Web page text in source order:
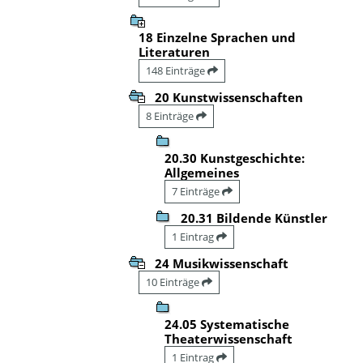
18 Einzelne Sprachen und
Literaturen
148 Einträge
20 Kunstwissenschaften
8 Einträge
20.30 Kunstgeschichte:
Allgemeines
7 Einträge
20.31 Bildende Künstler
1 Eintrag
24 Musikwissenschaft
10 Einträge
24.05 Systematische
Theaterwissenschaft
1 Eintrag